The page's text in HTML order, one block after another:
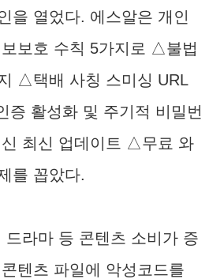
을 열었다. 에스알은 개인
보호 수칙 5가지로 △불법
△택배 사칭 스미싱 URL
활성화 및 주기적 비밀번
최신 업데이트 △무료 와
를 꼽았다.
드라마 등 콘텐츠 소비가 증
텐츠 파일에 악성코드를